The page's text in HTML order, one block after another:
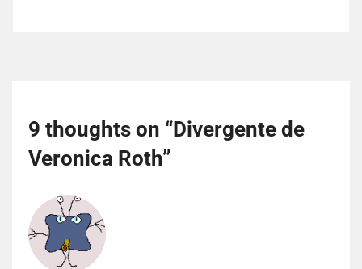
9 thoughts on “Divergente de
Veronica Roth”